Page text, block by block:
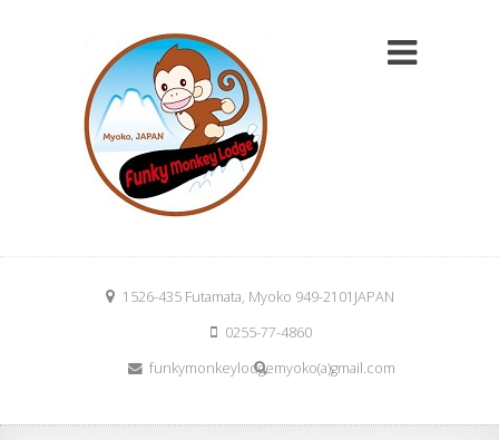
1526-435 Futamata, Myoko 949-2101JAPAN
0255-77-4860
funkymonkeylodgemyoko(a)gmail.com